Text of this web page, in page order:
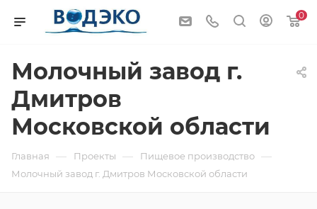
0
Молочный завод г.
Дмитров
Московской области
Главная — Проекты — Пищевое производство —
Молочный завод г. Дмитров Московской области